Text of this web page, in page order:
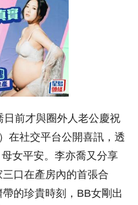
前才與圈外人老公慶祝
在社交平台公開喜訊，透
女平安。李亦喬又分享
口在產房內的首張合
的珍貴時刻，BB女剛出